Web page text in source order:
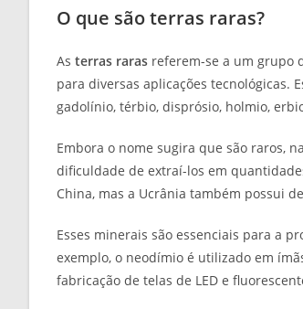
O que são terras raras?
As terras raras referem-se a um grupo
para diversas aplicações tecnológicas.
gadolínio, térbio, disprósio, holmio,
Embora o nome sugira que são raros,
dificuldade de extraí-los em
China, mas a Ucrânia também possui
Esses minerais são essenciais para a
exemplo, o neodímio é utilizado em
fabricação de telas de LED e